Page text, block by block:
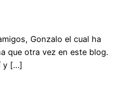
Gonzalo el cual ha
que otra vez en este blog.
y […]